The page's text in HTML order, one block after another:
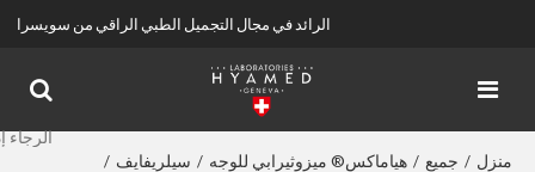
الرائد في مجال التجميل الطبي الراقي من سويسرا
منزل / جميع / هياماكس® ميزوثيرابي للوجه / سيلريفايف /